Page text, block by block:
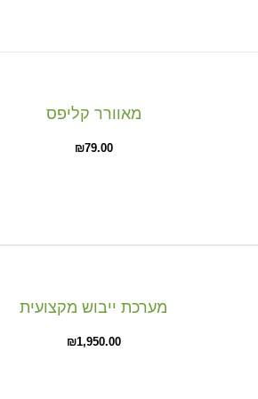
מאוורר קליפס
₪79.00
מערכת ייבוש מקצועית
₪1,950.00